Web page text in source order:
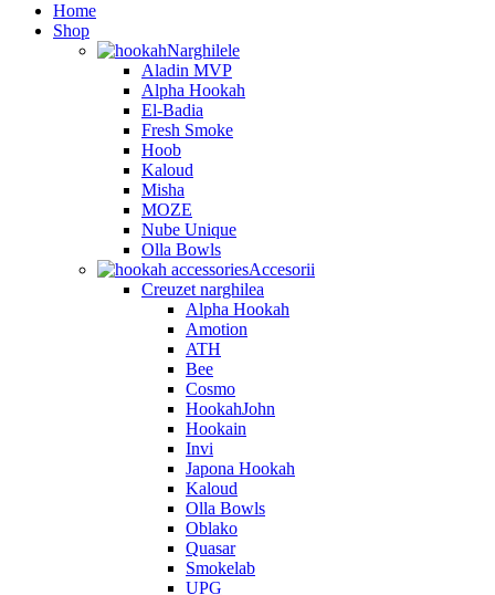
Home
Shop
Narghilele
Aladin MVP
Alpha Hookah
El-Badia
Fresh Smoke
Hoob
Kaloud
Misha
MOZE
Nube Unique
Olla Bowls
Accesorii
Creuzet narghilea
Alpha Hookah
Amotion
ATH
Bee
Cosmo
HookahJohn
Hookain
Invi
Japona Hookah
Kaloud
Olla Bowls
Oblako
Quasar
Smokelab
UPG